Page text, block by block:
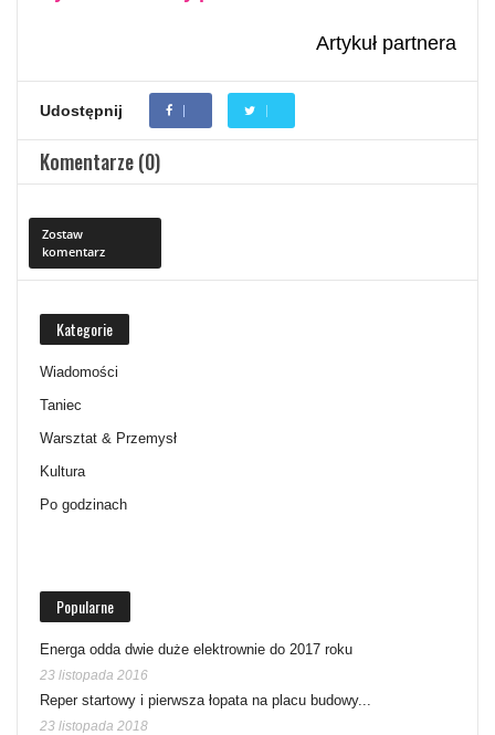
Artykuł partnera
Udostępnij
Komentarze (0)
Zostaw
komentarz
Kategorie
Wiadomości
Taniec
Warsztat & Przemysł
Kultura
Po godzinach
Popularne
Energa odda dwie duże elektrownie do 2017 roku
23 listopada 2016
Reper startowy i pierwsza łopata na placu budowy...
23 listopada 2018